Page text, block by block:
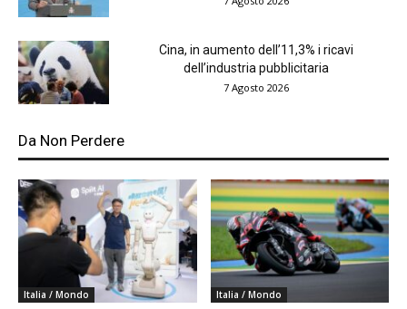
Cina, in aumento dell’11,3% i ricavi
dell’industria pubblicitaria
7 Agosto 2026
Da Non Perdere
Italia / Mondo Italia / Mondo